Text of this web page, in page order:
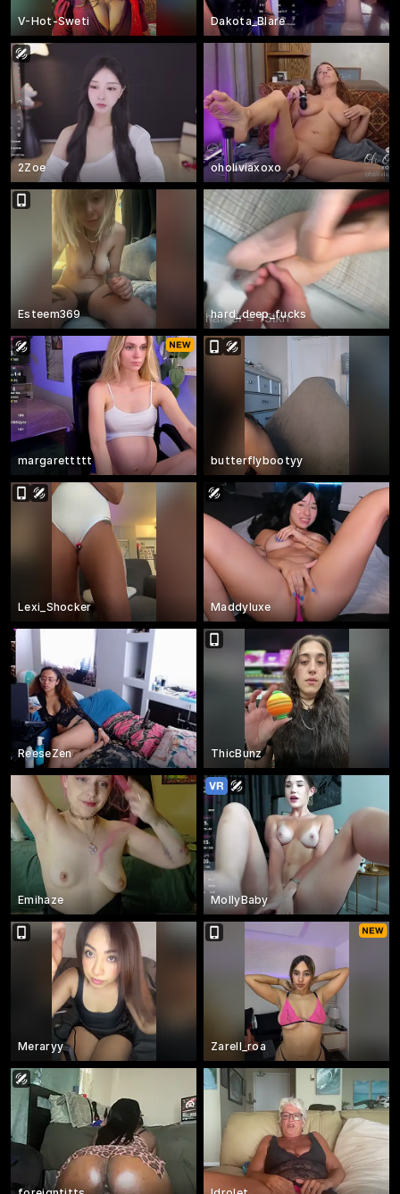
V-Hot-Sweti Dakota_Blare
2Zoe oholiviaxoxo
Esteem369 hard_deep_fucks
margarettttt butterflybootyy
Lexi_Shocker Maddyluxe
ReeseZen ThicBunz
Emihaze MollyBaby
Meraryy Zarell_roa